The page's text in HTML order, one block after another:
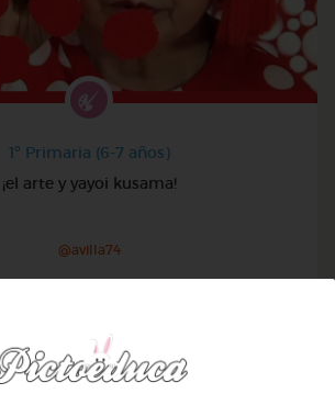
1º Primaria (6-7 años)
¡el arte y yayoi kusama!
@avilla74